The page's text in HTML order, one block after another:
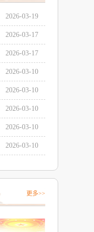
2026-03-19
2026-03-17
2026-03-17
2026-03-10
2026-03-10
2026-03-10
2026-03-10
2026-03-10
更多>>